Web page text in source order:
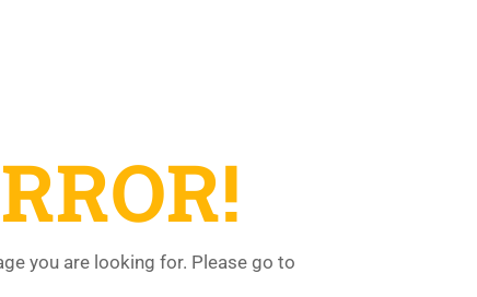
you are looking for. Please go to